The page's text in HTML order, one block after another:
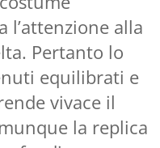
l’attenzione alla
Pertanto lo
equilibrati e
vivace il
la replica